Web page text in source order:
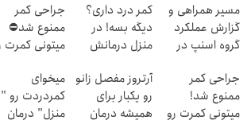
مسیر همراهی و
گزارش عملکرد
گروه اسنپ در
کمر درد داری؟
دیگه بسه! در
منزل درمانش
(◀پرسش‌نامه)
جراحی کمر
ممنوع شد⛔
میتونی کمرت
کنی! 👈🏻
پرسش‌نامه
جراحی کمر
ممنوع شد!
میتونی کمرت رو
آرتروز مفصل زانو
رو یکبار برای
همیشه درمان
میخوای
کمردردت رو
منزل" درمان